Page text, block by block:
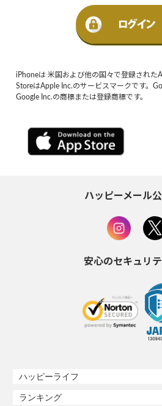
iPhoneは 米国および他の国々で登録された
StoreはApple Inc.のサービスマークです。
Google Inc.の商標または登録商標です。
ハッピーメール
安心のセキュリ
ハッピーライフ
ランキング